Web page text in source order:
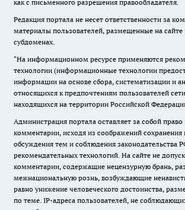
как с письменного разрешения правообладателя.
Редакция портала не несет ответственности за
материалы пользователей, размещенные на сайте
субдоменах.
"На информационном ресурсе применяются
технологии (информационные технологии
информации на основе сбора, систематизации и
относящихся к предпочтениям пользователей
находящихся на территории Российской
Администрация портала оставляет за собой
комментарии, исходя из соображений сохранения
обсуждения тем и соблюдения законодательства
рекомендательных технологий. На сайте не
комментарии, содержащие нецензурную брань,
межнациональную рознь, возбуждающие
равно унижение человеческого достоинства,
по теме. IP-адреса пользователей, не